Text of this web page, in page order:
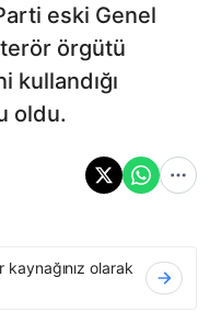
eski Genel
örgütü
kullandığı
oldu.
olarak